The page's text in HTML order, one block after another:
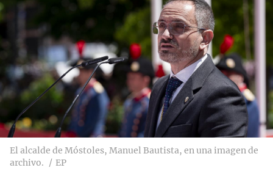
El alcalde de Móstoles, Manuel Bautista, en una imagen de
archivo.
EP